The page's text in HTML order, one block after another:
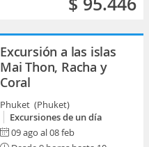
Excursión a las islas
Mai Thon, Racha y
Coral
Phuket (Phuket)
Excursiones de un día
09 ago al 08 feb